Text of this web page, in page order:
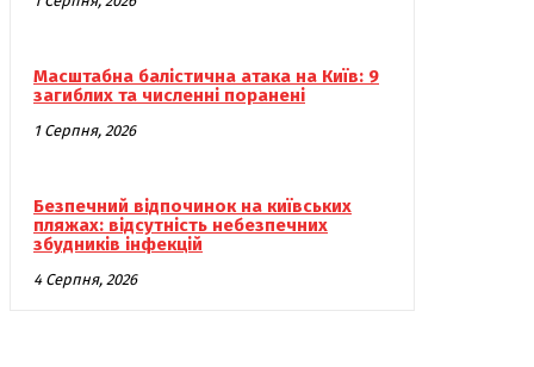
Масштабна балістична атака на Київ: 9
загиблих та численні поранені
1 Серпня, 2026
Безпечний відпочинок на київських
пляжах: відсутність небезпечних
збудників інфекцій
4 Серпня, 2026